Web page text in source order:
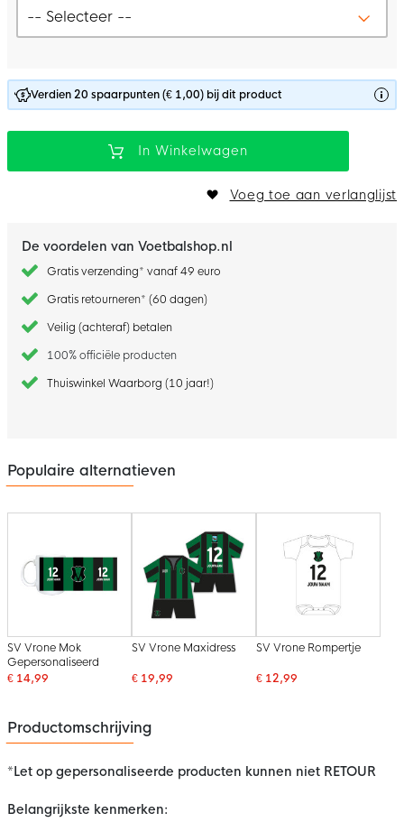
Verdien 20 spaarpunten (€ 1,00) bij dit product
In Winkelwagen
Voeg toe aan verlanglijst
De voordelen van Voetbalshop.nl
Gratis verzending* vanaf 49 euro
Gratis retourneren* (60 dagen)
Veilig (achteraf) betalen
100% officiële producten
Thuiswinkel Waarborg (10 jaar!)
Populaire alternatieven
SV Vrone Mok
Gepersonaliseerd
€ 14,99
SV Vrone Maxidress
€ 19,99
SV Vrone Rompertje
€ 12,99
Productomschrijving
*Let op gepersonaliseerde producten kunnen niet RETOUR
Belangrijkste kenmerken: